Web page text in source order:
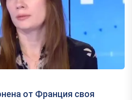
от Франция своя